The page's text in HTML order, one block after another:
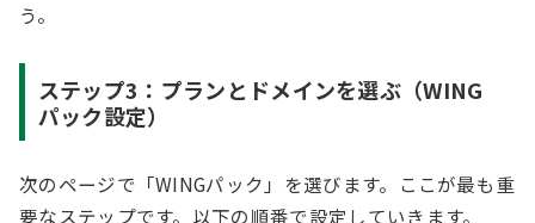
う。
ステップ3：プランとドメインを選ぶ（WING
パック設定）
次のページで「WINGパック」を選びます。ここが最も重
要なステップです。以下の順番で設定していきます。